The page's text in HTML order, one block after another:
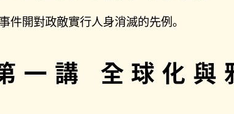
件開對政敵實行人身消滅的先例。
一講 全球化與